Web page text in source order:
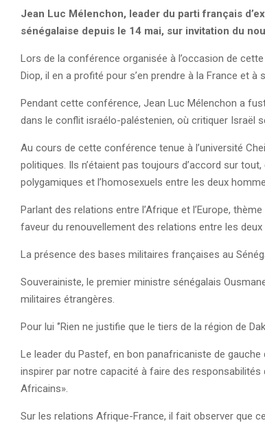
Jean Luc Mélenchon, leader du parti français
sénégalaise depuis le 14 mai, sur invitation du
Lors de la conférence organisée à l’occasion de
Diop, il en a profité pour s’en prendre à la France et à
Pendant cette conférence, Jean Luc Mélenchon a
dans le conflit israélo-paléstenien, où critiquer Israël
Au cours de cette conférence tenue à l’université
politiques. Ils n’étaient pas toujours d’accord sur
polygamiques et l’homosexuels entre les deux
Parlant des relations entre l’Afrique et l’Europe,
faveur du renouvellement des relations entre les
La présence des bases militaires françaises au
Souverainiste, le premier ministre sénégalais
militaires étrangères.
Pour lui ‘’Rien ne justifie que le tiers de la région de
Le leader du Pastef, en bon panafricaniste de
inspirer par notre capacité à faire des
Africains».
Sur les relations Afrique-France, il fait observer que